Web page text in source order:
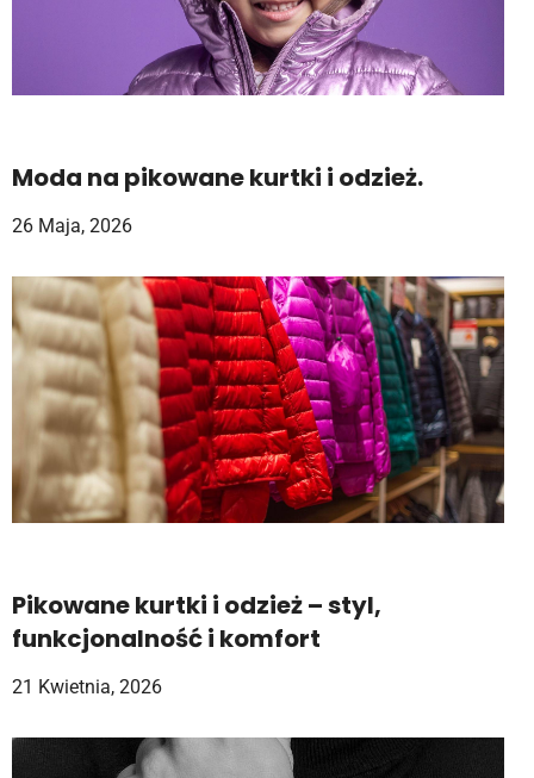
Moda na pikowane kurtki i odzież.
26 Maja, 2026
Pikowane kurtki i odzież – styl,
funkcjonalność i komfort
21 Kwietnia, 2026